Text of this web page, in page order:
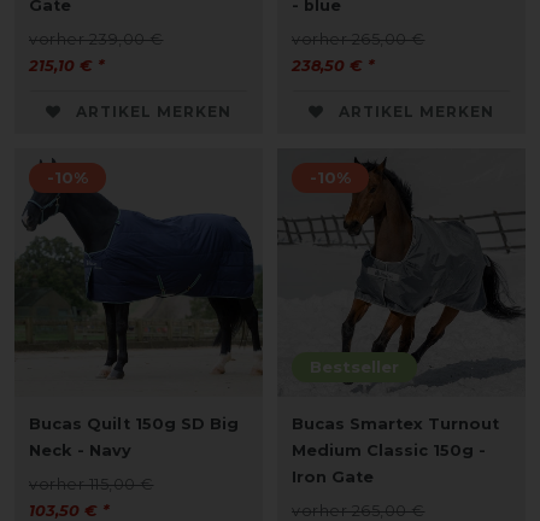
Gate
vorher 239,00 €
215,10 € *
ARTIKEL MERKEN
- blue
vorher 265,00 €
238,50 € *
ARTIKEL MERKEN
-10%
Bucas Quilt 150g SD Big
Neck - Navy
vorher 115,00 €
103,50 € *
Bestseller
-10%
Bucas Smartex Turnout
Medium Classic 150g -
Iron Gate
vorher 265,00 €